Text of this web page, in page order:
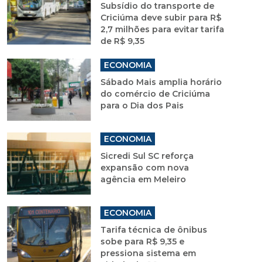
Subsídio do transporte de
Criciúma deve subir para R$
2,7 milhões para evitar tarifa
de R$ 9,35
ECONOMIA
Sábado Mais amplia horário
do comércio de Criciúma
para o Dia dos Pais
ECONOMIA
Sicredi Sul SC reforça
expansão com nova
agência em Meleiro
ECONOMIA
Tarifa técnica de ônibus
sobe para R$ 9,35 e
pressiona sistema em